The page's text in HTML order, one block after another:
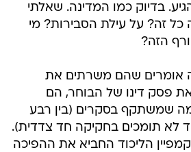
בדיוק כמו המדינה. שאלתי
זה? על עילת הסבירות? מי
הזה?
אומרים שהם משרתים את
את פסק דינו של הבוחר, הם
שמשתקף בסקרים (בין רבע
לא תומכים בחקיקה חד צדדית).
הליכוד החביא את ההפיכה